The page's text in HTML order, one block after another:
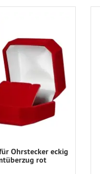
Ohrstecker eckig
rot